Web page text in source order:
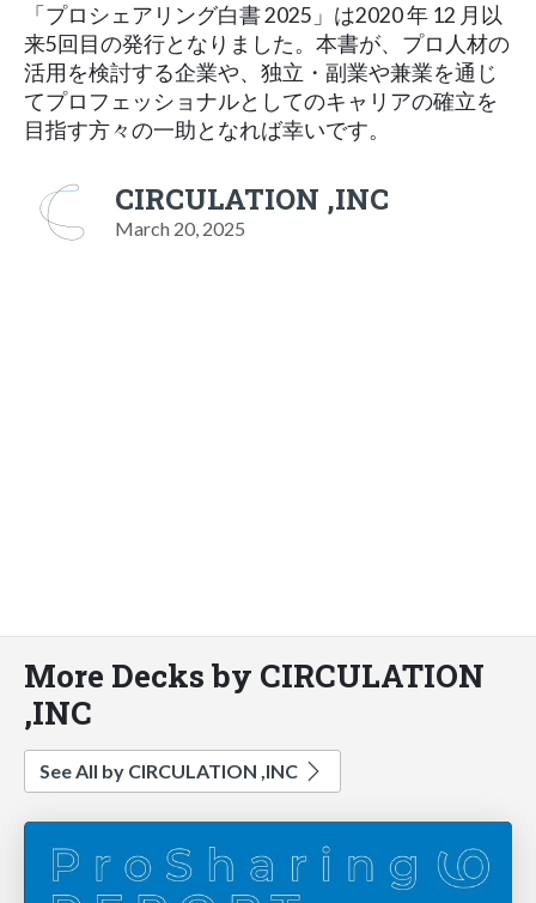
「プロシェアリング白書 2025」は2020 年 12 月以
来5回目の発行となりました。本書が、プロ人材の
活用を検討する企業や、独立・副業や兼業を通じ
てプロフェッショナルとしてのキャリアの確立を
目指す方々の一助となれば幸いです。
CIRCULATION ,INC
March 20, 2025
More Decks by CIRCULATION
,INC
See All by CIRCULATION ,INC